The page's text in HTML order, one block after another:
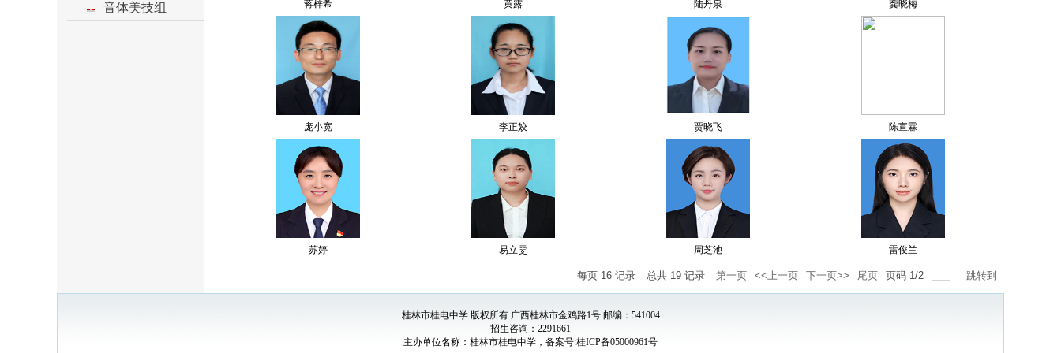
音体美技组 蒋梓希 黄露 陆丹泉 龚晓梅
庞小宽 李正姣 ​贾晓飞 陈宣霖
​苏婷 ​易立雯 周芝池 ​雷俊兰
每页 16 记录 总共 19 记录 第一页 <<上一页 下一页>> 尾页 页码 1/2 跳转到
桂林市桂电中学 版权所有 广西桂林市金鸡路1号 邮编：541004
招生咨询：2291661
主办单位名称：桂林市桂电中学，备案号:桂ICP备05000961号